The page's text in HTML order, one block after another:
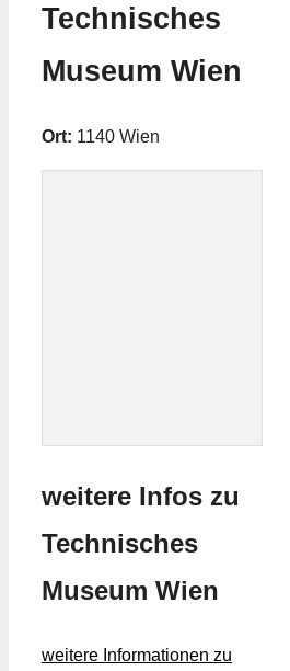
Technisches
Museum Wien
Ort: 1140 Wien
weitere Infos zu
Technisches
Museum Wien
weitere Informationen zu